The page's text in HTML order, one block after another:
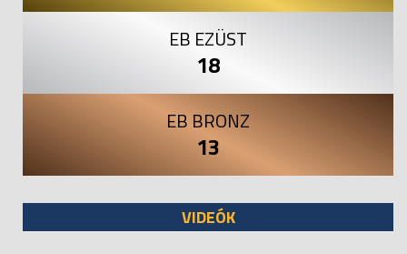
EB EZÜST
18
EB BRONZ
13
VIDEÓK